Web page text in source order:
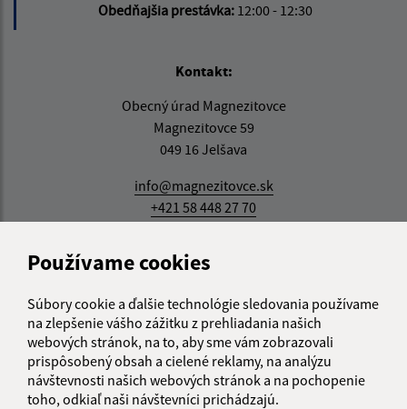
Používame cookies
Súbory cookie a ďalšie technológie sledovania používame
na zlepšenie vášho zážitku z prehliadania našich
webových stránok, na to, aby sme vám zobrazovali
prispôsobený obsah a cielené reklamy, na analýzu
návštevnosti našich webových stránok a na pochopenie
toho, odkiaľ naši návštevníci prichádzajú.
Obedňajšia prestávka: 12:00 - 12:30
Kontakt:
Obecný úrad Magnezitovce
Magnezitovce 59
049 16 Jelšava
info@magnezitovce.sk
+421 58 448 27 70